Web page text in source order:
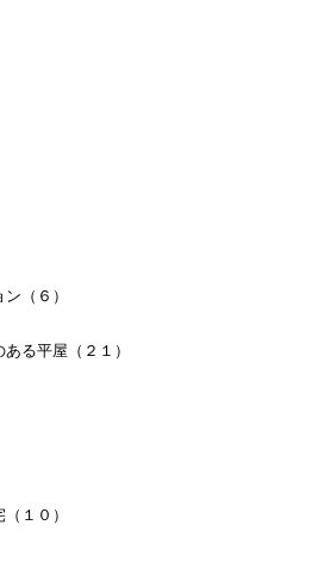
（６）
る平屋（２１）
１０）